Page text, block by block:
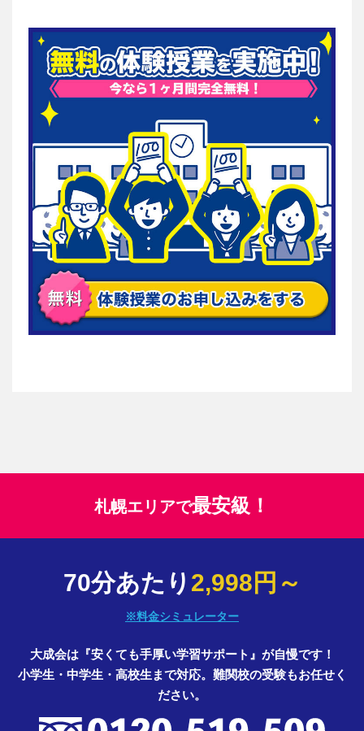
札幌エリアで最安級！
70分あたり 2,998円～
※料金シミュレーター
大成会は『安くても手厚い学習サポート』が自慢です！
小学生・中学生・高校生まで対応。難関校の受験もお任せく
ださい。